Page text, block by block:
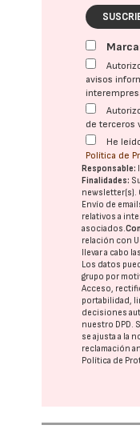
avisos
de terceros
He
Política de
Responsable:
Finalidades:
newsletter(s).
Envío de
relativos a
asociados.
relación con
llevar a cabo
Los datos
grupo por
Acceso,
portabilidad,
decisiones
nuestro DPD.
se ajusta a la
reclamación
Política de